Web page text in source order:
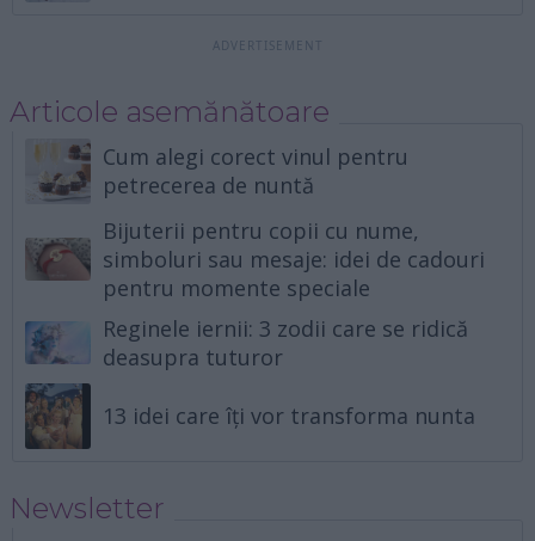
Articole asemănătoare
Cum alegi corect vinul pentru
petrecerea de nuntă
Bijuterii pentru copii cu nume,
simboluri sau mesaje: idei de cadouri
pentru momente speciale
Reginele iernii: 3 zodii care se ridică
deasupra tuturor
13 idei care îți vor transforma nunta
Newsletter